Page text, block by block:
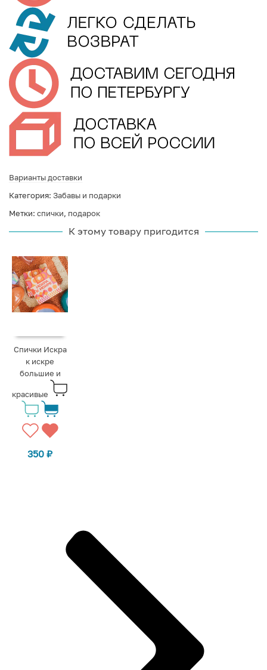
Варианты доставки
Категория: Забавы и подарки
Метки: спички, подарок
К этому товару пригодится
Спички Искра
к искре
большие и
красивые
350₽